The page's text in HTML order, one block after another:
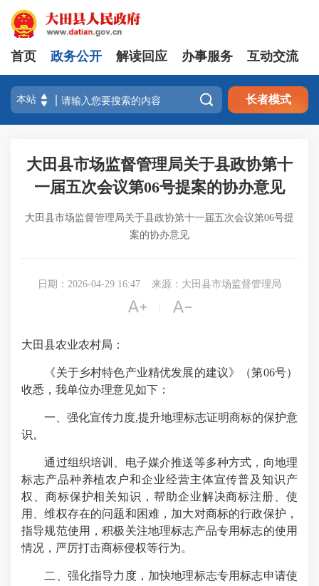
首页 政务公开 解读回应 办事服务 互动交流
 长者模式
大田县市场监督管理局关于县政协第十
一届五次会议第06号提案的协办意见
大田县市场监督管理局关于县政协第十一届五次会议第06号提
案的协办意见
日期：2026-04-29 16:47 来源：大田县市场监督管理局
 
大田县农业农村局：
《关于乡村特色产业精优发展的建议》（第06号）
收悉，我单位办理意见如下：
一、强化宣传力度,提升地理标志证明商标的保护意
识。
通过组织培训、电子媒介推送等多种方式，向地理
标志产品种养植农户和企业经营主体宣传普及知识产
权、商标保护相关知识，帮助企业解决商标注册、使
用、维权存在的问题和困难，加大对商标的行政保护，
指导规范使用，积极关注地理标志产品专用标志的使用
情况，严厉打击商标侵权等行为。
二、强化指导力度，加快地理标志专用标志申请使